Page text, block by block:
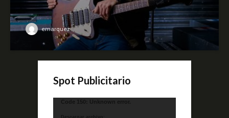
emarquez
Spot Publicitario
Reproductor
Code 150: Unknown error.
Descargar archivo: